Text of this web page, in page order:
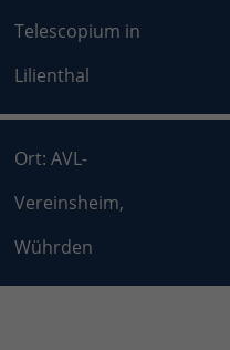
Telescopium in
Lilienthal
Ort: AVL-
Vereinsheim,
Wührden